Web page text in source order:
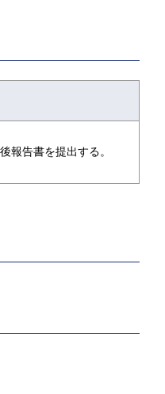
報告書を提出する。